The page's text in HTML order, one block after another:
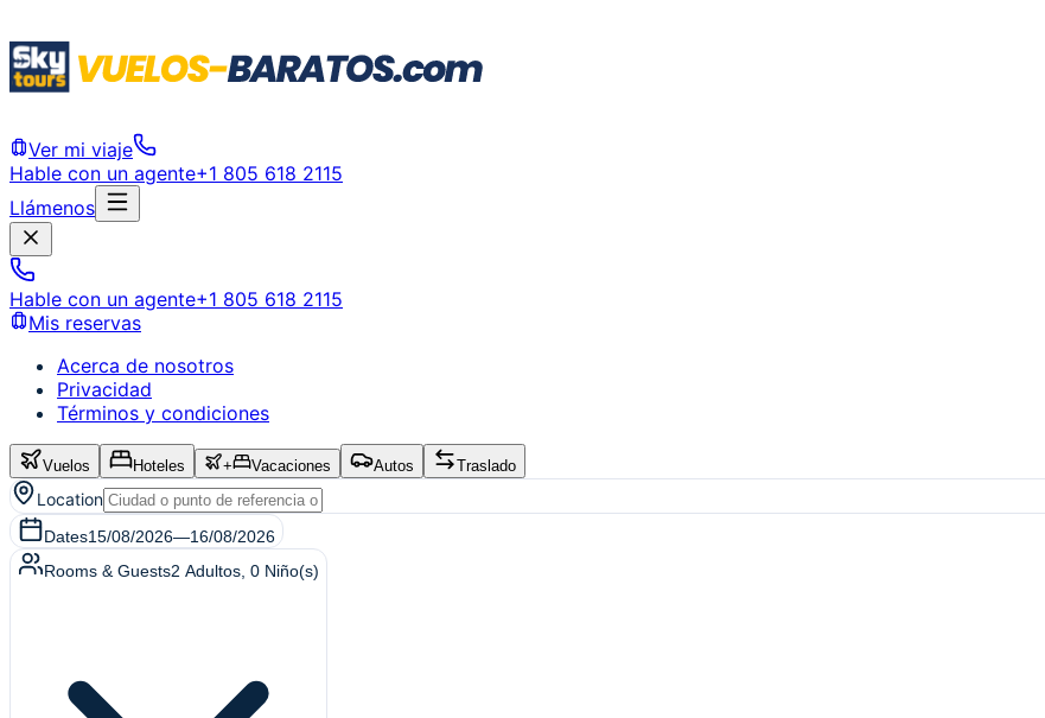
Ver mi viaje
Hable con un agente+1 805 618 2115
Llámenos
Hable con un agente+1 805 618 2115
Mis reservas
Acerca de nosotros
Privacidad
Términos y condiciones
Vuelos Hoteles + Vacaciones Autos Traslado
Location
Dates15/08/2026—16/08/2026
Rooms & Guests2 Adultos 0 Niño(s)